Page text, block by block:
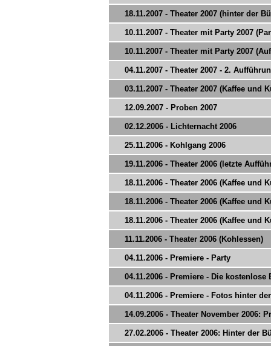
18.11.2007 - Theater 2007 (hinter der
10.11.2007 - Theater mit Party 2007
10.11.2007 - Theater mit Party 2007
04.11.2007 - Theater 2007 - 2.
03.11.2007 - Theater 2007 (Kaffee und
12.09.2007 - Proben 2007
02.12.2006 - Lichternacht 2006
25.11.2006 - Kohlgang 2006
19.11.2006 - Theater 2006 (letzte
18.11.2006 - Theater 2006 (Kaffee und
18.11.2006 - Theater 2006 (Kaffee und
18.11.2006 - Theater 2006 (Kaffee und
11.11.2006 - Theater 2006 (Kohlessen)
04.11.2006 - Premiere - Party
04.11.2006 - Premiere - Die kostenlose
04.11.2006 - Premiere - Fotos hinter
14.09.2006 - Theater November 2006:
27.02.2006 - Theater 2006: Hinter der